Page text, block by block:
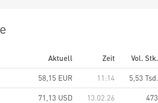
Aktuell Zeit
Vol. Stk.
58,15 EUR 11:14
5,53 Tsd.
71,13 USD 13.02.26
473